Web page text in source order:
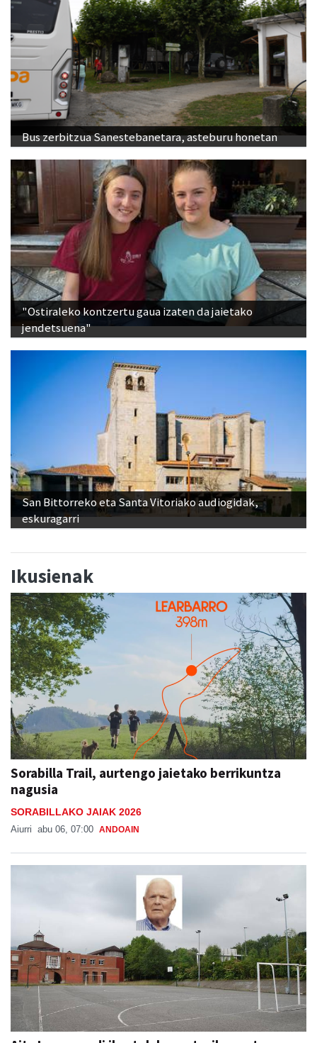
Bus zerbitzua Sanestebanetara, asteburu honetan
"Ostiraleko kontzertu gaua izaten da jaietako
jendetsuena"
San Bittorreko eta Santa Vitoriako audiogidak,
eskuragarri
Sorabilla Trail, aurtengo jaietako berrikuntza
nagusia
SORABILLAKO JAIAK 2026
Aiurri
Aita Larramendi ikastolako sortzaileen eta
ondorengoen arteko katebegia